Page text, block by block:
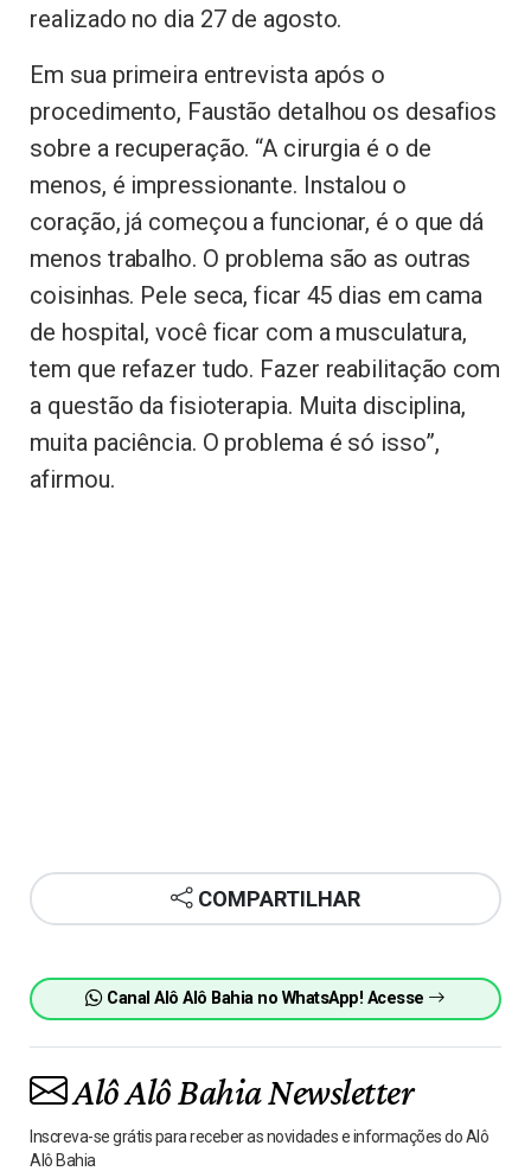
realizado no dia 27 de agosto.
Em sua primeira entrevista após o
procedimento, Faustão detalhou os desafios
sobre a recuperação. “A cirurgia é o de
menos, é impressionante. Instalou o
coração, já começou a funcionar, é o que dá
menos trabalho. O problema são as outras
coisinhas. Pele seca, ficar 45 dias em cama
de hospital, você ficar com a musculatura,
tem que refazer tudo. Fazer reabilitação com
a questão da fisioterapia. Muita disciplina,
muita paciência. O problema é só isso”,
afirmou.
COMPARTILHAR
Canal Alô Alô Bahia no WhatsApp! Acesse
Alô Alô Bahia Newsletter
Inscreva-se grátis para receber as novidades e informações do Alô
Alô Bahia